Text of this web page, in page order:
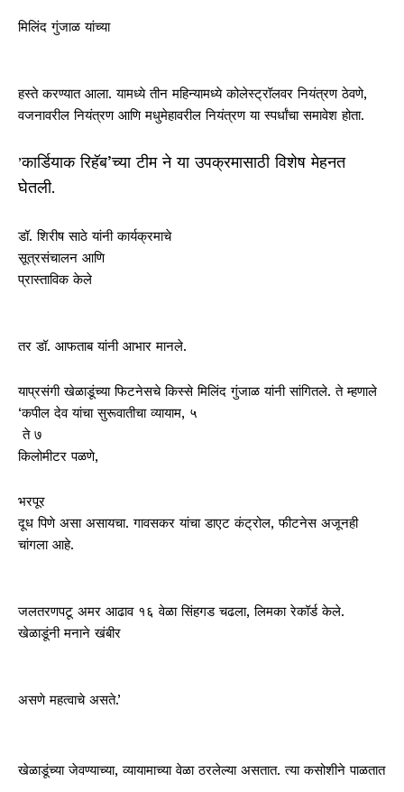
मिलिंद गुंजाळ यांच्या
हस्ते करण्यात आला. यामध्ये तीन महिन्यामध्ये कोलेस्ट्रॉलवर नियंत्रण ठेवणे,
वजनावरील नियंत्रण आणि मधुमेहावरील नियंत्रण या स्पर्धांचा समावेश होता.
​’कार्डियाक रिहॅब’च्या टीम ने या उपक्रमासाठी विशेष मेहनत
घेतली. ​
डॉ. शिरीष साठे यांनी कार्यक्रमाचे
​सूत्रसंचालन आणि ​
प्रास्ताविक केले
तर डॉ. आफताब यांनी आभार मानले.
याप्रसंगी खेळाडूंच्या फिटनेसचे किस्से मिलिंद गुंजाळ यांनी सांगितले. ते म्हणाले
‘कपील देव यांचा सुरूवातीचा व्यायाम, ५
​ ते ७​
किलोमीटर पळणे,
​भरपूर
दूध पिणे असा असायचा. गावसकर यांचा डाएट कंट्रोल, फीटनेस अजूनही
चांगला आहे.
जलतरणपटू अमर आढाव १६ वेळा सिंहगड चढला, लिमका रेकॉर्ड केले.
खेळाडूंनी मनाने खंबीर
असणे महत्वाचे असते.’
खेळाडूंच्या जेवण्याच्या, व्यायामाच्या वेळा ठरलेल्या असतात. त्या कसोशीने पाळतात